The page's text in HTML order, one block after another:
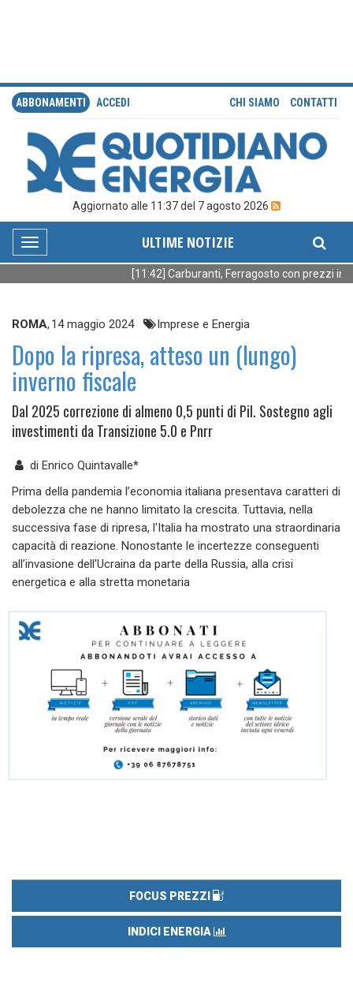
ABBONAMENTI ACCEDI CHI SIAMO CONTATTI
Aggiornato alle 11:37 del 7 agosto 2026
Toggle
navigation
ULTIME NOTIZIE
[11:42] Carburanti, Ferragosto con prezzi in
ROMA, 14 maggio 2024 Imprese e Energia
Dopo la ripresa, atteso un (lungo)
inverno fiscale
Dal 2025 correzione di almeno 0,5 punti di Pil. Sostegno agli
investimenti da Transizione 5.0 e Pnrr
di Enrico Quintavalle*
Prima della pandemia l’economia italiana presentava caratteri di
debolezza che ne hanno limitato la crescita. Tuttavia, nella
successiva fase di ripresa, l'Italia ha mostrato una straordinaria
capacità di reazione. Nonostante le incertezze conseguenti
all’invasione dell'Ucraina da parte della Russia, alla crisi
energetica e alla stretta monetaria
FOCUS PREZZI
INDICI ENERGIA